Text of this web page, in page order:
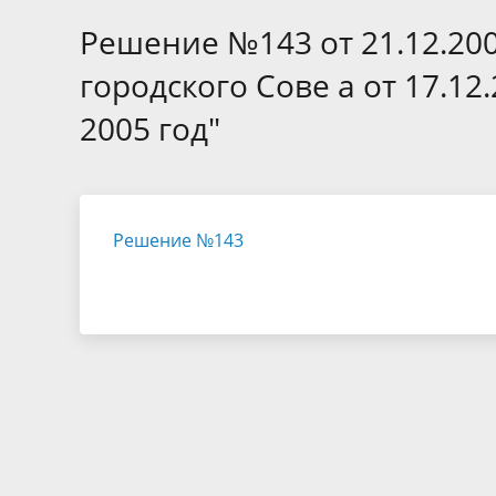
Отчет о работе
Комиссия по вопросам
муниципальной службы
Решение №143 от
городского Сове а от
2005 год"
Решение №143